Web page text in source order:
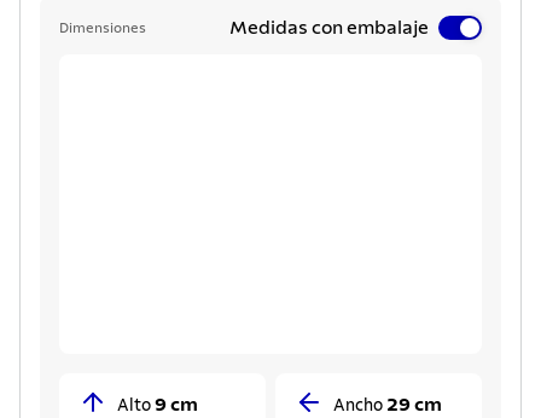
Dimensiones Medidas con embalaje
Alto 9 cm Ancho 29 cm